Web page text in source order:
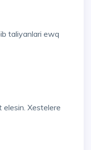
taliyanlari ewq
elesin. Xestelere